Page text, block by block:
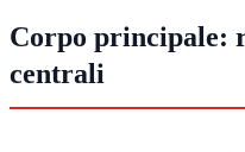
Corpo principale:
centrali